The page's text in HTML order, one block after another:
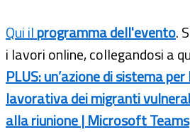
Qui ilprogramma dell'evento.
i lavori online, collegandosi a
PLUS: un’azione di sistema
lavorativa dei migranti
alla riunione | Microsoft Teams